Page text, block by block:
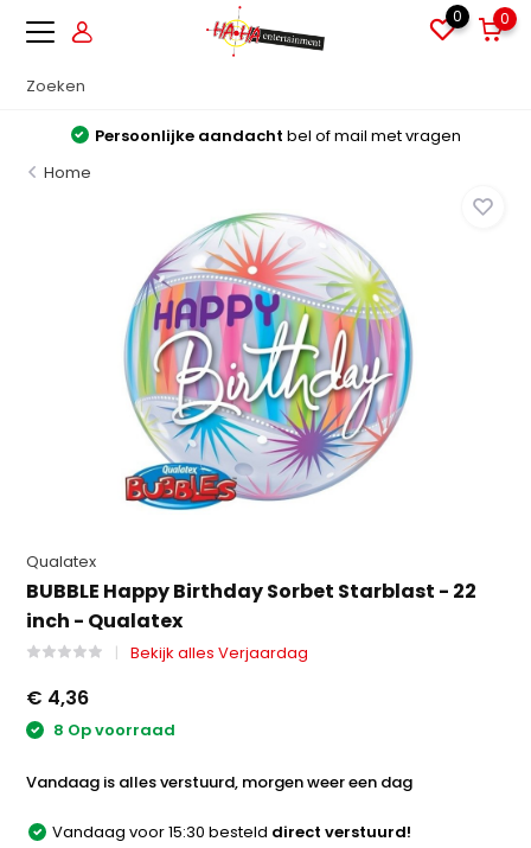
0 0
Persoonlijke aandacht bel of mail met vragen
Home
Qualatex
BUBBLE Happy Birthday Sorbet Starblast - 22
inch - Qualatex
Bekijk alles Verjaardag
€ 4,36
8 Op voorraad
Vandaag is alles verstuurd, morgen weer een dag
Vandaag voor 15:30 besteld direct verstuurd!